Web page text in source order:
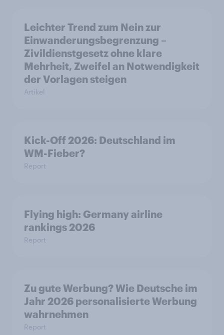
Leichter Trend zum Nein zur
Einwanderungsbegrenzung –
Zivildienstgesetz ohne klare
Mehrheit, Zweifel an Notwendigkeit
der Vorlagen steigen
Artikel
Kick-Off 2026: Deutschland im
WM-Fieber?
Report
Flying high: Germany airline
rankings 2026
Report
Zu gute Werbung? Wie Deutsche im
Jahr 2026 personalisierte Werbung
wahrnehmen
Report